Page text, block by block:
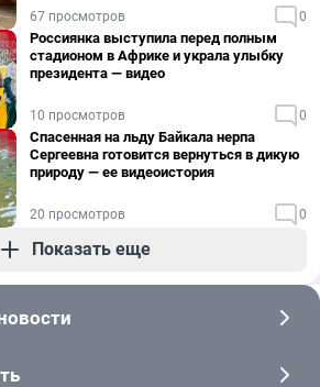
67 просмотров 0
Россиянка выступила перед полным
стадионом в Африке и украла улыбку
президента — видео
10 просмотров 0
Спасенная на льду Байкала нерпа
Сергеевна готовится вернуться в дикую
природу — ее видеоистория
20 просмотров 0
Показать еще